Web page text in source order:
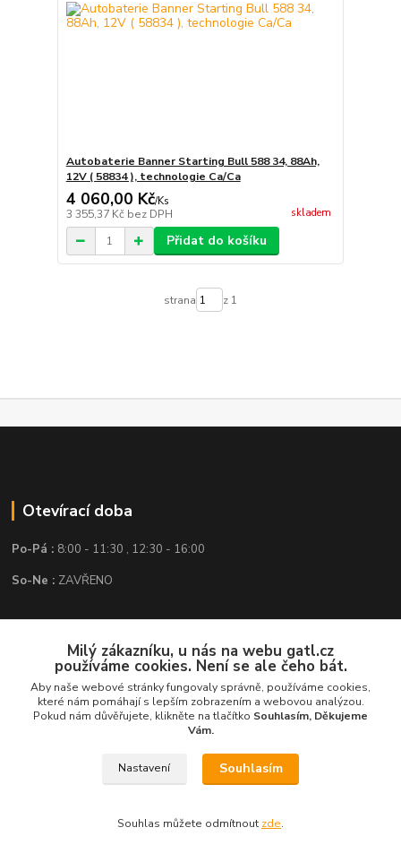
Autobaterie Banner Starting Bull 588 34, 88Ah,
12V ( 58834 ), technologie Ca/Ca
4 060,00 Kč/Ks
3 355,37 Kč bez DPH skladem
Přidat do košíku
strana z 1
Otevírací doba
Po-Pá : 8:00 - 11:30 , 12:30 - 16:00
So-Ne : ZAVŘENO
Kontakt
GATL s.r.o.
obchod@gatl.cz,info@gatl.cz
Milý zákazníku, u nás na webu gatl.cz
používáme cookies. Není se ale čeho bát.
Aby naše webové stránky fungovaly správně, používáme cookies,
které nám pomáhají s lepším zobrazením a webovou analýzou.
Pokud nám důvěřujete, klikněte na tlačítko Souhlasím, Děkujeme
Vám.
Nastavení Souhlasím
Souhlas můžete odmítnout zde.